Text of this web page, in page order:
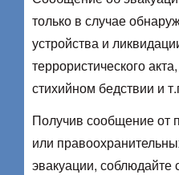
только в случае
устройства и
террористического
стихийном бедствии и
Получив сообщение от
или
эвакуации, соблюдайте